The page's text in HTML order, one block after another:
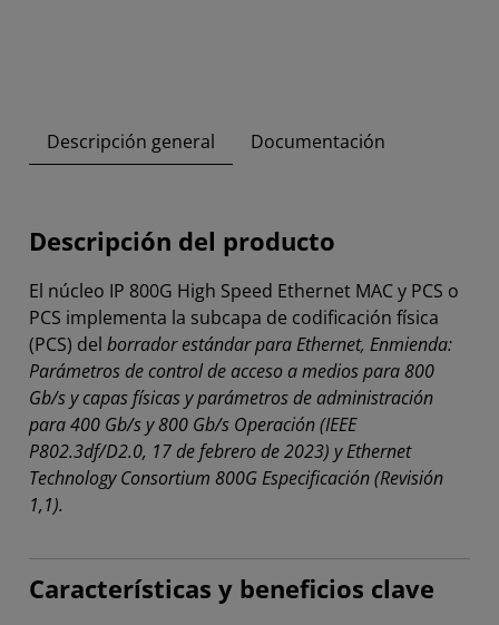
Descripción general Documentación
Descripción del producto
El núcleo IP 800G High Speed Ethernet MAC y PCS o
PCS implementa la subcapa de codificación física
(PCS) del borrador estándar para Ethernet, Enmienda:
Parámetros de control de acceso a medios para 800
Gb/s y capas físicas y parámetros de administración
para 400 Gb/s y 800 Gb/s Operación (IEEE
P802.3df/D2.0, 17 de febrero de 2023) y Ethernet
Technology Consortium 800G Especificación (Revisión
1,1).
Características y beneficios clave